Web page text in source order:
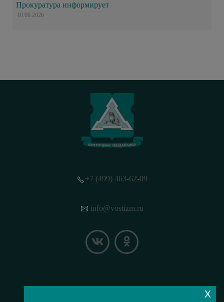
Прокуратура информирует
10.06.2026
+7 (499) 463-62-09
info@vostizm.ru
x